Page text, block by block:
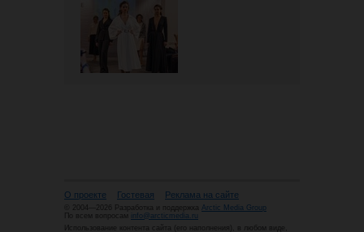
О проекте Гостевая Реклама на сайте
© 2004—2026 Разработка и поддержка Arctic Media Group
По всем вопросам
info@arcticmedia.ru
Использование контента сайта (его наполнения), в любом виде,